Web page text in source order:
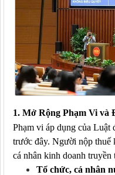
1. Mở Rộng Phạm Vi
Phạm vi áp dụng của Luật
trước đây. Người nộp thuế
cá nhân kinh doanh truyền
Tổ chức, cá nhân